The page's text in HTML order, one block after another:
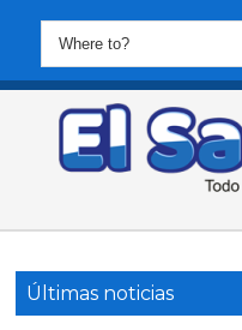
Últimas noticias